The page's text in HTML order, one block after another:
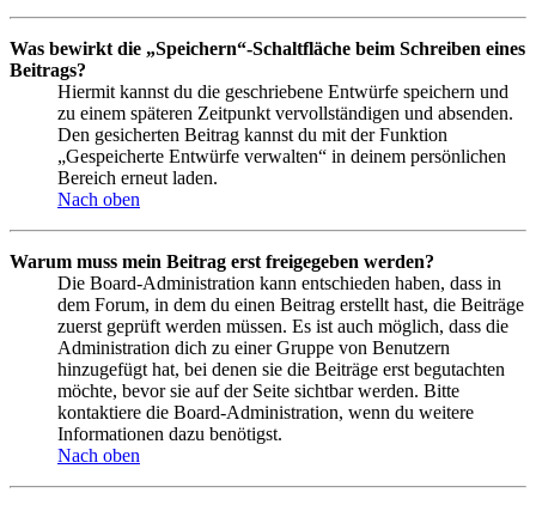
Was bewirkt die „Speichern“-Schaltfläche beim Schreiben eines
Beitrags?
Hiermit kannst du die geschriebene Entwürfe speichern und
zu einem späteren Zeitpunkt vervollständigen und absenden.
Den gesicherten Beitrag kannst du mit der Funktion
„Gespeicherte Entwürfe verwalten“ in deinem persönlichen
Bereich erneut laden.
Nach oben
Warum muss mein Beitrag erst freigegeben werden?
Die Board-Administration kann entschieden haben, dass in
dem Forum, in dem du einen Beitrag erstellt hast, die Beiträge
zuerst geprüft werden müssen. Es ist auch möglich, dass die
Administration dich zu einer Gruppe von Benutzern
hinzugefügt hat, bei denen sie die Beiträge erst begutachten
möchte, bevor sie auf der Seite sichtbar werden. Bitte
kontaktiere die Board-Administration, wenn du weitere
Informationen dazu benötigst.
Nach oben